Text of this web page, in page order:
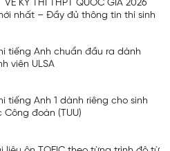
VỀ KỲ THI THPT QUỐC GIA 2026
nhất – Đầy đủ thông tin thí sinh
tiếng Anh chuẩn đầu ra dành
viên ULSA
tiếng Anh 1 dành riêng cho sinh
đoàn (TUU)